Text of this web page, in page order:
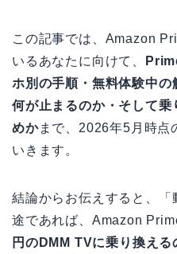
この記事では、Amazon
いるあなたに向けて、
ホ別の手順・無料体験中の
何が止まるのか・そして
めかまで、2026年5月時点
いきます。
結論からお伝えすると、「
途であれば、Amazon
円のDMM TVに乗り換え